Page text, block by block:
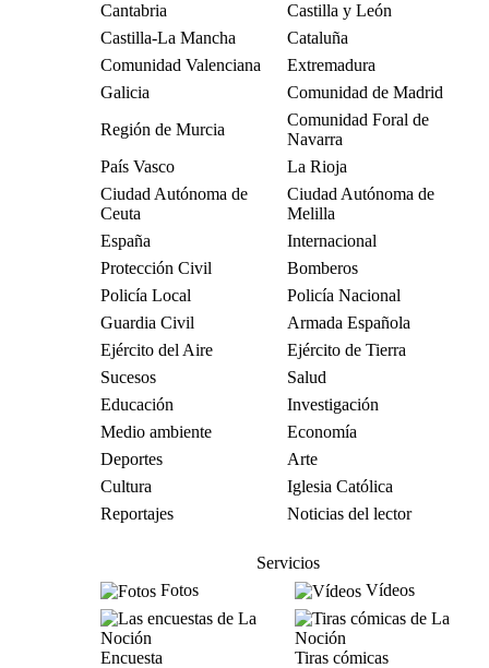
Cantabria
Castilla y León
Castilla-La Mancha
Cataluña
Comunidad Valenciana
Extremadura
Galicia
Comunidad de Madrid
Región de Murcia
Comunidad Foral de
Navarra
País Vasco
La Rioja
Ciudad Autónoma de
Ceuta
Ciudad Autónoma de
Melilla
España
Internacional
Protección Civil
Bomberos
Policía Local
Policía Nacional
Guardia Civil
Armada Española
Ejército del Aire
Ejército de Tierra
Sucesos
Salud
Educación
Investigación
Medio ambiente
Economía
Deportes
Arte
Cultura
Iglesia Católica
Reportajes
Noticias del lector
Servicios
Fotos
Vídeos
Encuesta Tiras cómicas